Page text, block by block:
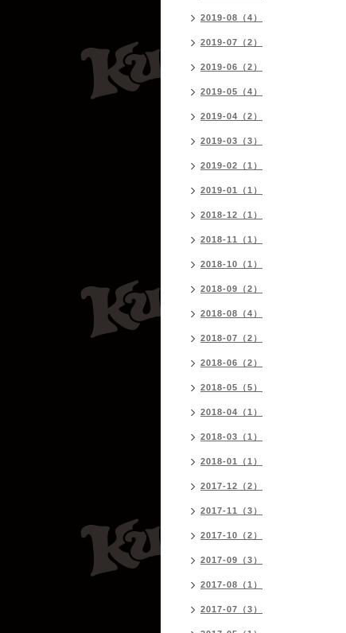
2019-08（4）
2019-07（2）
2019-06（2）
2019-05（4）
2019-04（2）
2019-03（3）
2019-02（1）
2019-01（1）
2018-12（1）
2018-11（1）
2018-10（1）
2018-09（2）
2018-08（4）
2018-07（2）
2018-06（2）
2018-05（5）
2018-04（1）
2018-03（1）
2018-01（1）
2017-12（2）
2017-11（3）
2017-10（2）
2017-09（3）
2017-08（1）
2017-07（3）